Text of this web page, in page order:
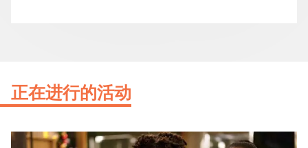
正在进行的活动